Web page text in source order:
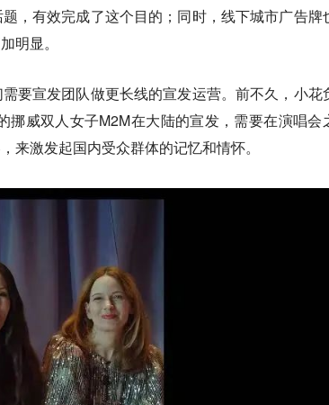
，有效完成了这个目的；同时，线下城市广告牌
明显。
要宣发团队做更长线的宣发运营。前不久，小花
挪威双人女子M2M在大陆的宣发，需要在演唱会
来激发起国内受众群体的记忆和情怀。